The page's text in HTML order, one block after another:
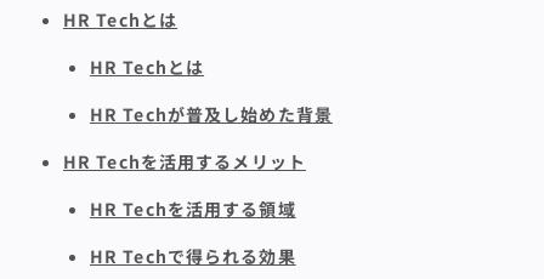
HR Techとは
HR Techとは
HR Techが普及し始めた背景
HR Techを活用するメリット
HR Techを活用する領域
HR Techで得られる効果